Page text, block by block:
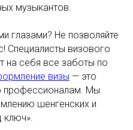
музыкантов.
глазами? Не позволяйте
Специалисты визового
на себя все заботы по
визы — это
профессионалам. Мы
шенгенских и
ключ».